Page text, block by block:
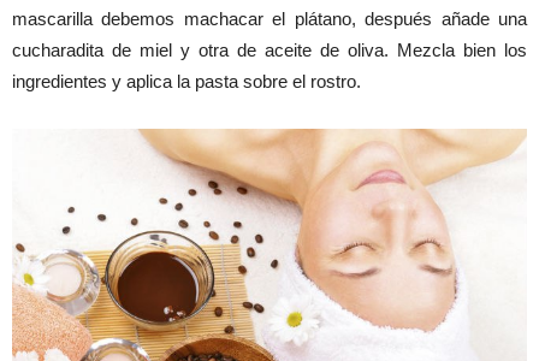
mascarilla debemos machacar el plátano, después añade una
cucharadita de miel y otra de aceite de oliva. Mezcla bien los
ingredientes y aplica la pasta sobre el rostro.